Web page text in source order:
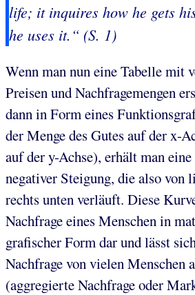
life; it inquires how he gets
he uses it.“ (S. 1)
Wenn man nun eine Tabelle mit
Preisen und Nachfragemengen
dann in Form eines
der Menge des Gutes auf der x-
auf der y-Achse), erhält man
negativer Steigung, die also von
rechts unten verläuft. Diese
Nachfrage eines Menschen in
grafischer Form dar und lässt
Nachfrage von vielen Menschen
(aggregierte Nachfrage oder